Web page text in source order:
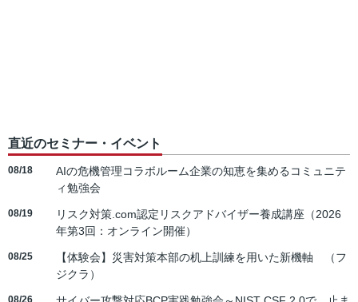
直近のセミナー・イベント
08/18
AIの危機管理コラボルーム企業の知恵を集めるコミュニテ
ィ勉強会
08/19
リスク対策.com認定リスクアドバイザー養成講座（2026
年第3回：オンライン開催）
08/25
【体験会】災害対策本部の机上訓練を用いた新機軸 （フ
ジクラ）
08/26